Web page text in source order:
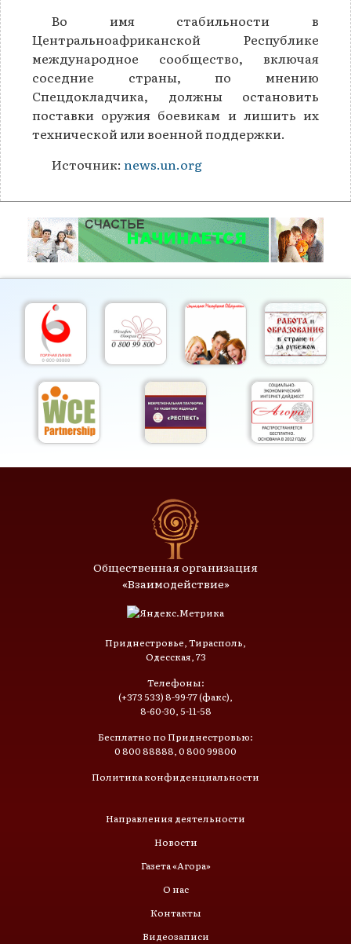
Во имя стабильности в
Центральноафриканской Республике
международное сообщество, включая
соседние страны, по мнению
Спецдокладчика, должны остановить
поставки оружия боевикам и лишить их
технической или военной поддержки.
Источник: news.un.org
Общественная организация
«Взаимодействие»
Приднестровье, Тирасполь,
Одесская, 73
Телефоны:
(+373 533) 8-99-77 (факс),
8-60-30, 5-11-58
Бесплатно по Приднестровью:
0 800 88888, 0 800 99800
Политика конфиденциальности
Направления деятельности
Новости
Газета «Агора»
О нас
Контакты
Видеозаписи